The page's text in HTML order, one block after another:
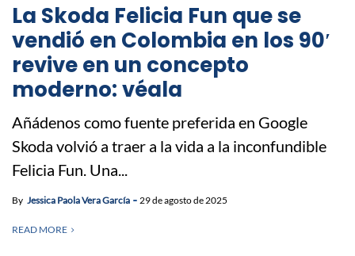
La Skoda Felicia Fun que se
vendió en Colombia en los 90′
revive en un concepto
moderno: véala
Añádenos como fuente preferida en Google
Skoda volvió a traer a la vida a la inconfundible
Felicia Fun. Una...
By Jessica Paola Vera García 29 de agosto de 2025
READ MORE